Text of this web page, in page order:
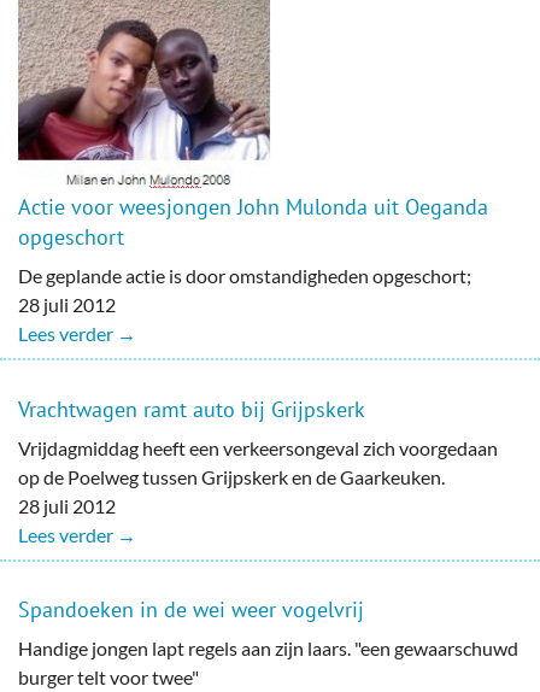
Actie voor weesjongen John Mulonda uit Oeganda
opgeschort
De geplande actie is door omstandigheden opgeschort;
28 juli 2012
Lees verder →
Vrachtwagen ramt auto bij Grijpskerk
Vrijdagmiddag heeft een verkeersongeval zich voorgedaan
op de Poelweg tussen Grijpskerk en de Gaarkeuken.
28 juli 2012
Lees verder →
Spandoeken in de wei weer vogelvrij
Handige jongen lapt regels aan zijn laars. "een gewaarschuwd
burger telt voor twee"